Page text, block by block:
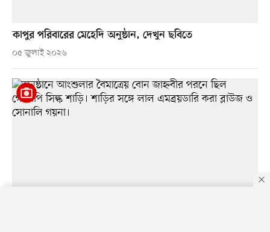
কাপুর পরিবারের মেহেদি অনুষ্ঠান, দেখুন ছবিতে
০৫ জুলাই ২০২৬